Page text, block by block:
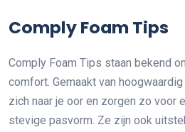
Comply Foam Tips
Comply Foam Tips staan bekend
comfort. Gemaakt van
zich naar je oor en zorgen zo voor
stevige pasvorm. Ze zijn ook